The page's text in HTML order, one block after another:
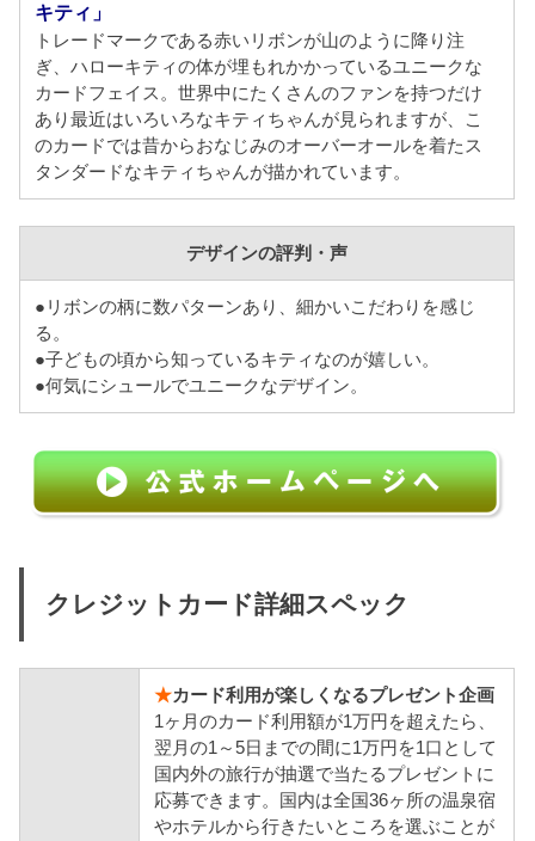
キティ」
トレードマークである赤いリボンが山のように降り注
ぎ、ハローキティの体が埋もれかかっているユニークな
カードフェイス。世界中にたくさんのファンを持つだけ
あり最近はいろいろなキティちゃんが見られますが、こ
のカードでは昔からおなじみのオーバーオールを着たス
タンダードなキティちゃんが描かれています。
デザインの評判・声
●リボンの柄に数パターンあり、細かいこだわりを感じ
る。
●子どもの頃から知っているキティなのが嬉しい。
●何気にシュールでユニークなデザイン。
クレジットカード詳細スペック
★カード利用が楽しくなるプレゼント企画
1ヶ月のカード利用額が1万円を超えたら、
翌月の1～5日までの間に1万円を1口として
国内外の旅行が抽選で当たるプレゼントに
応募できます。国内は全国36ヶ所の温泉宿
やホテルから行きたいところを選ぶことが